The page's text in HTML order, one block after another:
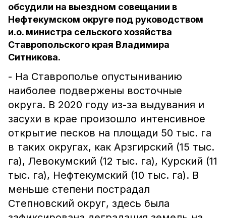
обсудили на выездном совещании в
Нефтекумском округе под руководством
и.о. министра сельского хозяйства
Ставропольского края Владимира
Ситникова.
- На Ставрополье опустыниванию
наиболее подвержены восточные
округа. В 2020 году из-за выдувания и
засухи в крае произошло интенсивное
открытие песков на площади 50 тыс. га
в таких округах, как Арзгирский (15 тыс.
га), Левокумский (12 тыс. га), Курский (11
тыс. га), Нефтекумский (10 тыс. га). В
меньше степени пострадал
Степновский округ, здесь была